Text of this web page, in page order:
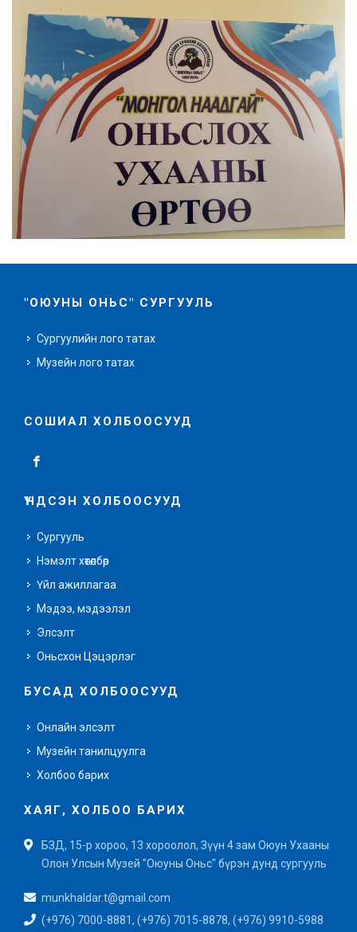
"ОЮУНЫ ОНЬС" СУРГУУЛЬ
Сургуулийн лого татах
Музейн лого татах
СОШИАЛ ХОЛБООСУУД
ҮНДСЭН ХОЛБООСУУД
Сургууль
Нэмэлт хөтөлбөр
Үйл ажиллагаа
Мэдээ, мэдээлэл
Элсэлт
Оньсхон Цэцэрлэг
БУСАД ХОЛБООСУУД
Онлайн элсэлт
Музейн танилцуулга
Холбоо барих
ХАЯГ, ХОЛБОО БАРИХ
БЗД, 15-р хороо, 13 хороолол, Зүүн 4 зам Оюун Ухааны
Олон Улсын Музей "Оюуны Оньс" бүрэн дунд сургууль
munkhaldar.t@gmail.com
(+976) 7000-8881, (+976) 7015-8878, (+976) 9910-5988